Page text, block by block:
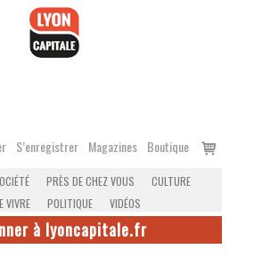
S’enregistrer Magazines Boutique
Voir
PRÈS DE CHEZ VOUS
CULTURE
VIVRE
POLITIQUE VIDÉOS
à lyoncapitale.fr